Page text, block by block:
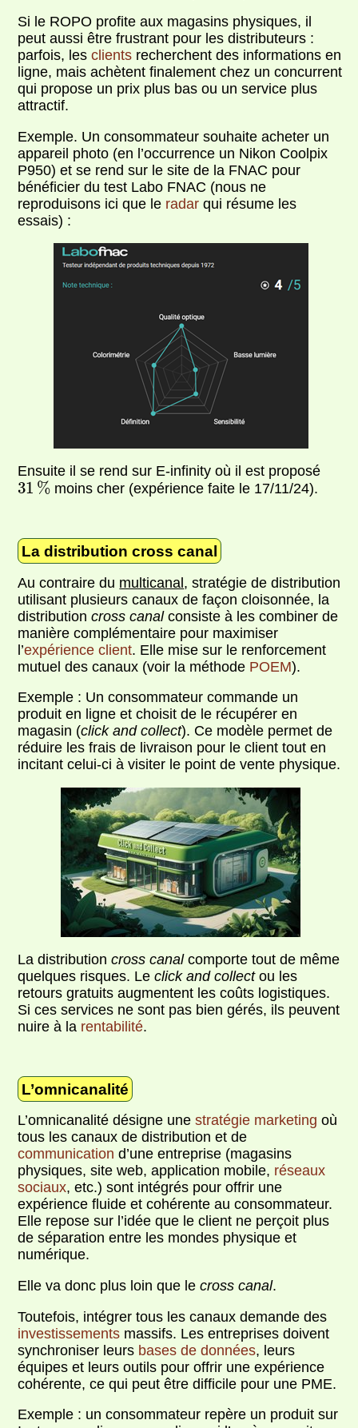
Si le ROPO profite aux magasins physiques, il
peut aussi être frustrant pour les distributeurs :
parfois, lesclients recherchent des informations en
ligne, mais achètent finalement chez un concurrent
qui propose un prix plus bas ou un service plus
attractif.
Exemple. Un consommateur souhaite acheter un
appareil photo (en l’occurrence un Nikon Coolpix
P950) et se rend sur le site de la FNAC pour
bénéficier du test Labo FNAC (nous ne
reproduisons ici que le radar qui résume les
essais) :
Ensuite il se rend sur E-infinity où il est proposé
31 %
31%moins cher (expérience faite le 17/11/24).
La distribution cross canal
Au contraire du multicanal, stratégie de distribution
utilisant plusieurs canaux de façon cloisonnée, la
distributioncross canalconsiste à les combiner de
manière complémentaire pour maximiser
l’expérience client. Elle mise sur le renforcement
mutuel des canaux (voir la méthode POEM).
Exemple : Un consommateur commande un
produit en ligne et choisit de le récupérer en
magasin (click and collect). Ce modèle permet de
réduire les frais de livraison pour le client tout en
incitant celui-ci à visiter le point de vente physique.
La distributioncross canalcomporte tout de même
quelques risques. Leclick and collectou les
retours gratuits augmentent les coûts logistiques.
Si ces services ne sont pas bien gérés, ils peuvent
nuire à la rentabilité.
L’omnicanalité
L’omnicanalité désigne unestratégie marketing où
tous les canaux de distribution et de
communication d’une entreprise (magasins
physiques, site web, application mobile, réseaux
sociaux, etc.) sont intégrés pour offrir une
expérience fluide et cohérente au consommateur.
Elle repose sur l’idée que le client ne perçoit plus
de séparation entre les mondes physique et
numérique.
Elle va donc plus loin que lecross canal.
Toutefois, intégrer tous les canaux demande des
investissements massifs. Les entreprises doivent
synchroniser leurs bases de données, leurs
équipes et leurs outils pour offrir une expérience
cohérente, ce qui peut être difficile pour une PME.
Exemple : un consommateur repère un produit sur